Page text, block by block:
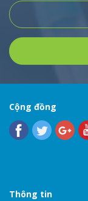
Cộng đồng
Thông tin